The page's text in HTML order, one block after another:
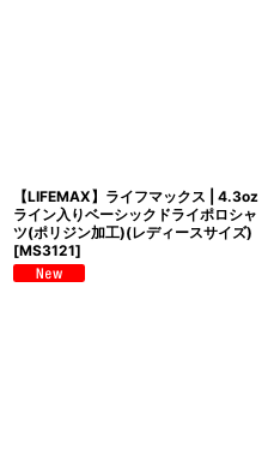
【LIFEMAX】ライフマックス | 4.3oz
ライン入りベーシックドライポロシャ
ツ(ポリジン加工)(レディースサイズ)
[MS3121]